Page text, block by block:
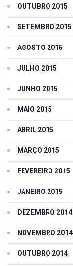
OUTUBRO 2015
SETEMBRO 2015
AGOSTO 2015
JULHO 2015
JUNHO 2015
MAIO 2015
ABRIL 2015
MARÇO 2015
FEVEREIRO 2015
JANEIRO 2015
DEZEMBRO 2014
NOVEMBRO 2014
OUTUBRO 2014